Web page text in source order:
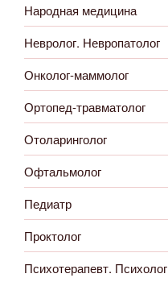
Народная медицина
Невролог. Невропатолог
Онколог-маммолог
Ортопед-травматолог
Отоларинголог
Офтальмолог
Педиатр
Проктолог
Психотерапевт. Психолог